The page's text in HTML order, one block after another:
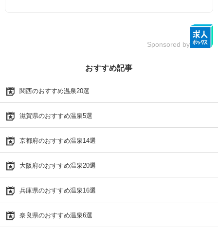
Sponsored by
おすすめ記事
関西のおすすめ温泉20選
滋賀県のおすすめ温泉5選
京都府のおすすめ温泉14選
大阪府のおすすめ温泉20選
兵庫県のおすすめ温泉16選
奈良県のおすすめ温泉6選